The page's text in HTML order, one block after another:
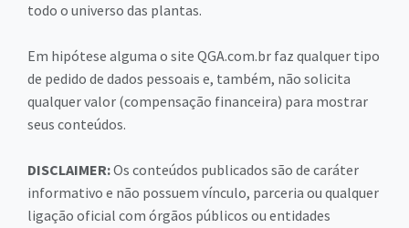
todo o universo das plantas.
Em hipótese alguma o site QGA.com.br faz qualquer tipo
de pedido de dados pessoais e, também, não solicita
qualquer valor (compensação financeira) para mostrar
seus conteúdos.
DISCLAIMER:Os conteúdos publicados são de caráter
informativo e não possuem vínculo, parceria ou qualquer
ligação oficial com órgãos públicos ou entidades